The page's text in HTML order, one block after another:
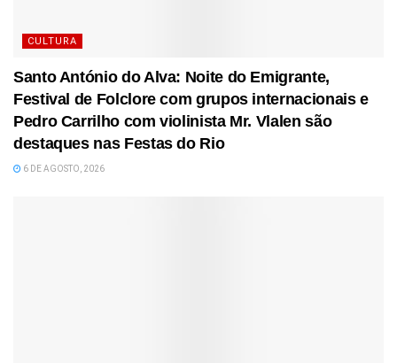
CULTURA
Santo António do Alva: Noite do Emigrante,
Festival de Folclore com grupos internacionais e
Pedro Carrilho com violinista Mr. Vlalen são
destaques nas Festas do Rio
6 DE AGOSTO, 2026